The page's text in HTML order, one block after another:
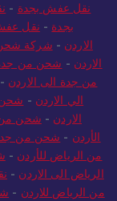
نقل عفش بجدة -
بجدة - نقل
الاردن - شركة شحن
الاردن - شحن من جدة
من جدة الى الاردن -
الي الاردن - شحن
الاردن - شحن من
الأردن - شحن من جدة
من الرياض للأردن -
الرياض الى الاردن -
من الرياض للاردن -